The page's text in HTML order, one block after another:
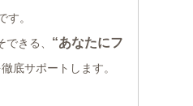
す。
きる、 “あなたにフ
底サポートします。